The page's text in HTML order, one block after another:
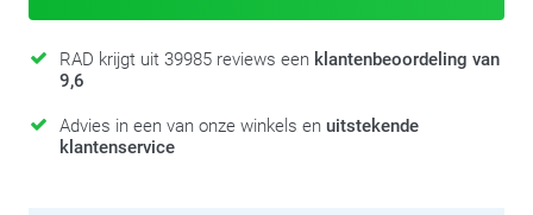
RAD krijgt uit 39985 reviews een klantenbeoordeling van
9,6
Advies in een van onze winkels en uitstekende
klantenservice